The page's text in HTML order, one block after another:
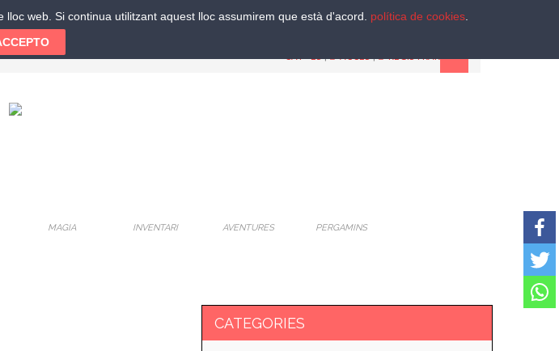
CAT-ES| ACCES| REGISTRAR
MAGIA INVENTARI AVENTURES PERGAMINS
CATEGORIES
web. Si continua utilitzant aquest lloc assumirem que està d'acord. política de cookies.